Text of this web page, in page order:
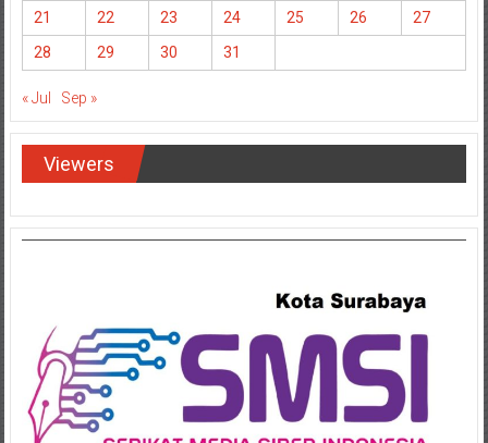
21 22 23 24 25 26
27
28
29 30 31
« Jul Sep »
Viewers